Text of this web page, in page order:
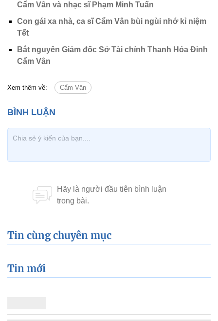
Cẩm Vân và nhạc sĩ Phạm Minh Tuấn
Con gái xa nhà, ca sĩ Cẩm Vân bùi ngùi nhớ kỉ niệm
Tết
Bắt nguyên Giám đốc Sở Tài chính Thanh Hóa Đinh
Cẩm Vân
Xem thêm về: Cẩm Vân
Tin cùng chuyên mục
Tin mới